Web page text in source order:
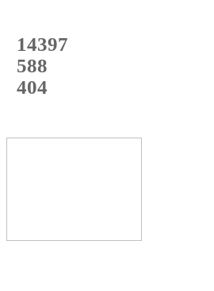
14397
с начала года
588
с начала месяца
404
с начала недели